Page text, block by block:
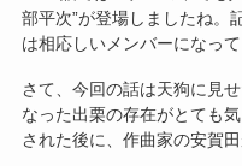
部平次”が登場しましたね。
は相応しいメンバーになって
さて、今回の話は天狗に見
なった出栗の存在がとても
された後に、作曲家の安賀